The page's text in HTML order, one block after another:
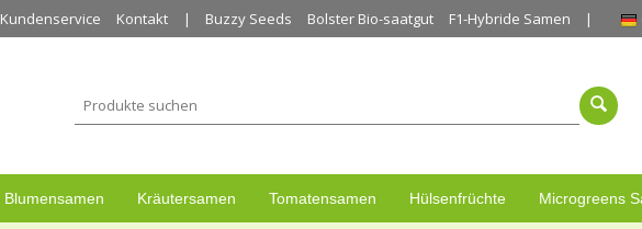
Kundenservice Kontakt Buzzy Seeds Bolster Bio-saatgut F1-Hybride Samen
Blumensamen Kräutersamen Tomatensamen Hülsenfrüchte Microgreens